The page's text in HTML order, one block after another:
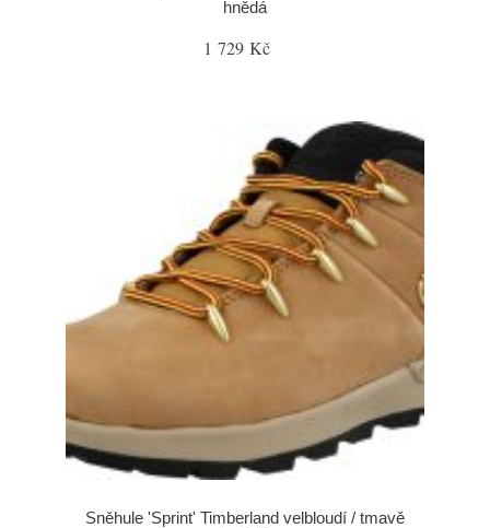
hnědá
1 729 Kč
Sněhule 'Sprint' Timberland velbloudí / tmavě